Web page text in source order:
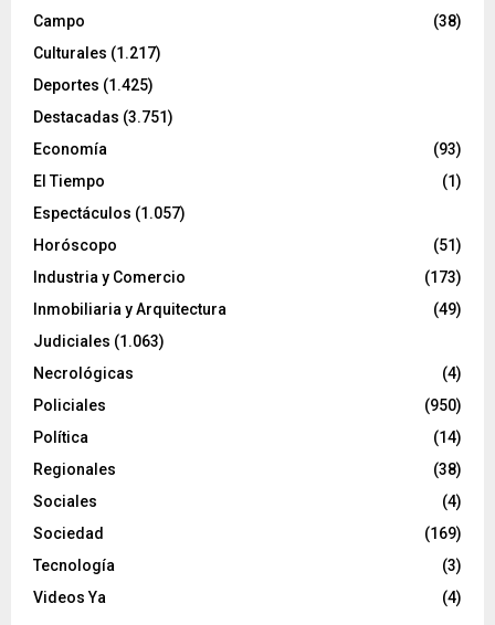
Campo
(38)
Culturales (1.217)
Deportes (1.425)
Destacadas (3.751)
Economía
(93)
El Tiempo
(1)
Espectáculos (1.057)
Horóscopo
(51)
Industria y Comercio
(173)
Inmobiliaria y Arquitectura
(49)
Judiciales (1.063)
Necrológicas
(4)
Policiales
(950)
Política
(14)
Regionales
(38)
Sociales
(4)
Sociedad
(169)
Tecnología
(3)
Videos Ya
(4)